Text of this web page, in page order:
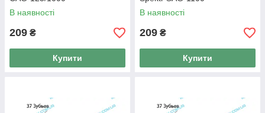
В наявності
209 ₴
Купити
В наявності
209 ₴
Купити